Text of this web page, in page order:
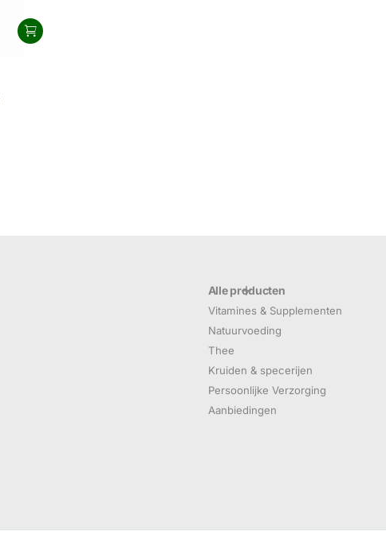
Alle producten
Vitamines & Supplementen
Natuurvoeding
Thee
Kruiden & specerijen
Persoonlijke Verzorging
Aanbiedingen